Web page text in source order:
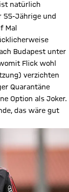
natürlich
55-Jährige und
Mal
Budapest unter
Flick wohl
verzichten
Quarantäne
Option als Joker.
das wäre gut